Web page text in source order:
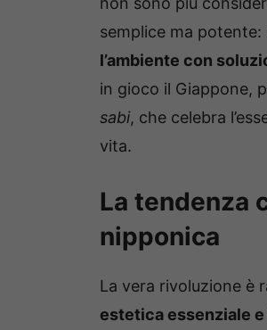
semplice ma potente:
l’ambiente con
in gioco il Giappone,
sabi, che celebra
vita.
La tendenza
nipponica
La vera rivoluzione è
estetica essenziale